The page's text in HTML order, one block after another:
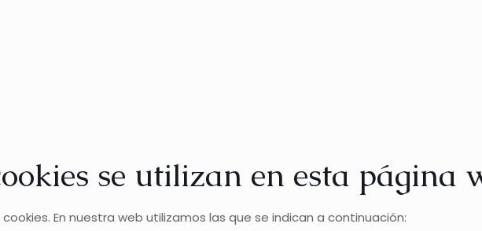
se utilizan en esta página
En nuestra web utilizamos las que se indican a continuación: